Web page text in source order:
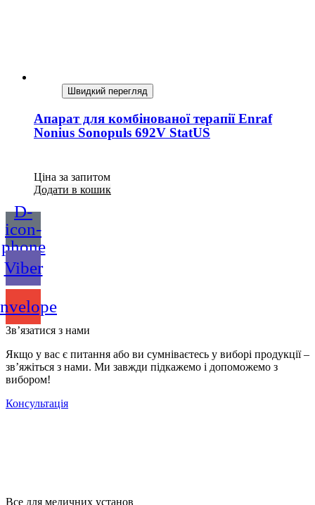
Швидкий перегляд
Апарат для комбінованої терапії Enraf
Nonius Sonopuls 692V StatUS
Ціна за запитом
Додати в кошик
D-
icon-
phone
Viber
Зв’язатися з нами
Якщо у вас є питання або ви сумніваєтесь у виборі продукції –
зв’яжіться з нами. Ми завжди підкажемо і допоможемо з
вибором!
Консультація
Все для медичних установ